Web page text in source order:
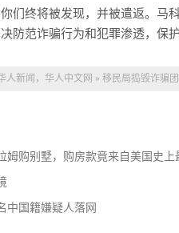
们终将被发现，并被遣返。马
决防范诈骗行为和犯罪渗透，保
人新闻，华人中文网 » 移民局捣毁诈骗
姆购别墅，购房款竟来自美国史上
中国籍嫌疑人落网